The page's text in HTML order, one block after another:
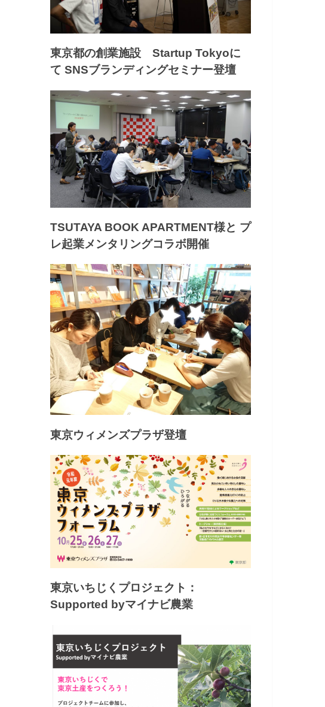
東京都の創業施設 Startup Tokyoに
て SNSブランディングセミナー登壇
TSUTAYA BOOK APARTMENT様と プ
レ起業メンタリングコラボ開催
東京ウィメンズプラザ登壇
東京いちじくプロジェクト：
Supported byマイナビ農業